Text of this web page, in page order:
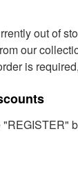
out of
our
is